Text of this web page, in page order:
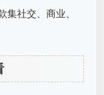
集社交、商业、